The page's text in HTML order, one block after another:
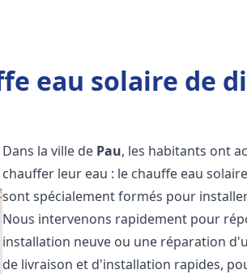
eau solaire de
Dans la ville de Pau, les habitants ont
chauffer leur eau : le chauffe eau
sont spécialement formés pour
Nous intervenons rapidement pour
installation neuve ou une réparation
de livraison et d'installation rapides,